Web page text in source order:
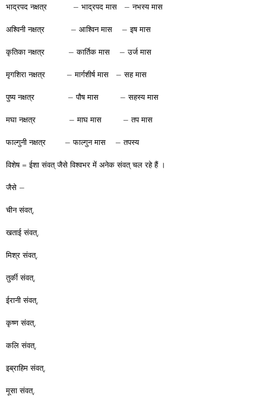
भाद्रपद नक्षत्र – भाद्रपद मास – नभस्य मास
अश्विनी नक्षत्र – आश्विन मास – इष मास
कृतिका नक्षत्र – कार्तिक मास – उर्ज मास
मृगशिरा नक्षत्र – मार्गशीर्ष मास – सह मास
पुष्य नक्षत्र – पौष मास – सहस्य मास
मघा नक्षत्र – माघ मास – तप मास
फाल्गुनी नक्षत्र – फाल्गुन मास – तपस्य
विशेष = ईशा संवत् जैसे विश्वभर में अनेक संवत् चल रहे हैं ।
जैसे –
चीन संवत्,
खताई संवत्,
मिश्र संवत्,
तुर्की संवत्,
ईरानी संवत्,
कृष्ण संवत्,
कलि संवत्,
इब्राहिम संवत्,
मूसा संवत्,